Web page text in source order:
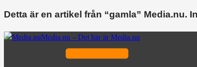
Detta är en artikel från “gamla” Media.nu.
Media.nu – Det här är Media.nu